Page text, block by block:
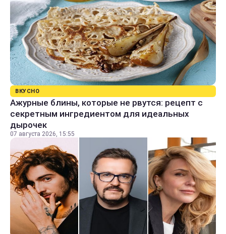
ВКУСНО
Ажурные блины, которые не рвутся: рецепт с
секретным ингредиентом для идеальных
дырочек
07 августа 2026, 15:55